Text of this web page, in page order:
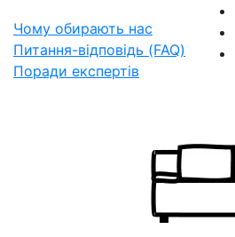
Чому обирають нас
Питання-відповідь (FAQ)
Поради експертів